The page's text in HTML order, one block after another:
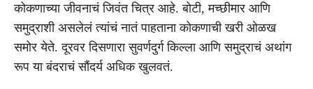
कोकणाच्या जीवनाचं जिवंत चित्र आहे. बोटी, मच्छीमार आणि
समुद्राशी असलेलं त्यांचं नातं पाहताना कोकणाची खरी ओळख
समोर येते. दूरवर दिसणारा सुवर्णदुर्ग किल्ला आणि समुद्राचं अथांग
रूप या बंदराचं सौंदर्य अधिक खुलवतं.